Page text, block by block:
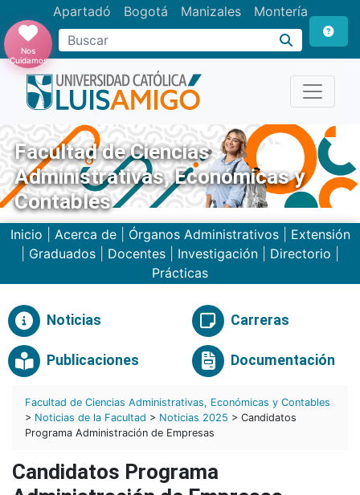
Apartadó Bogotá Manizales Montería
Buscar
Nos
Cuidamos
Facultad de Ciencias
Administrativas, Económicas y
Contables
Inicio Acerca de| Órganos Administrativos| Extensión
Graduados Docentes Investigación Directorio
Prácticas
Noticias Carreras
Publicaciones Documentación
Facultad de Ciencias Administrativas, Económicas y Contables
> Noticias de la Facultad > Noticias 2025 > Candidatos
Programa Administración de Empresas
Candidatos Programa